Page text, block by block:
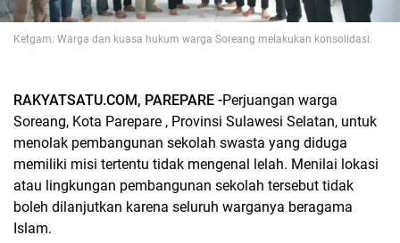
Ketgam: Warga dan kuasa hukum warga Soreang melakukan konsolidasi.
RAKYATSATU.COM, PAREPARE -Perjuangan warga
Soreang, Kota Parepare , Provinsi Sulawesi Selatan, untuk
menolak pembangunan sekolah swasta yang diduga
memiliki misi tertentu tidak mengenal lelah. Menilai lokasi
atau lingkungan pembangunan sekolah tersebut tidak
boleh dilanjutkan karena seluruh warganya beragama
Islam.